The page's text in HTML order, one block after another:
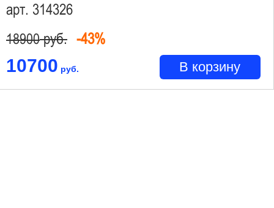
арт. 314326
18900руб. -43%
10700 руб. В корзину